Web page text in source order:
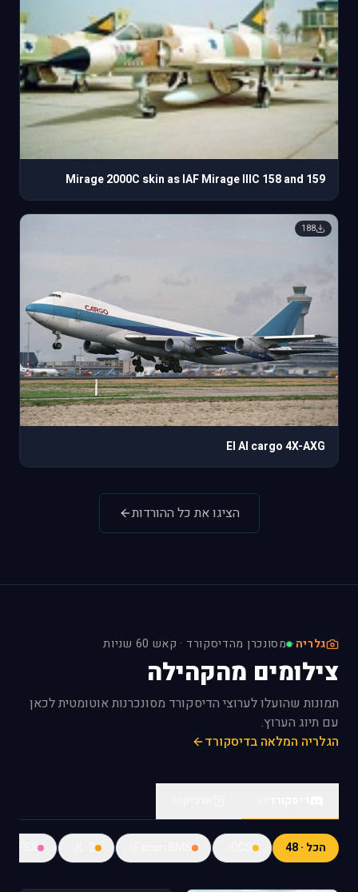
Mirage 2000C skin as IAF Mirage IIIC 158 and 159
188
El Al cargo 4X-AXG
הציגו את כל ההורדות
גלריה· מסונכרן מהדיסקורד · קאש 60 שניות
צילומים מהקהילה
תמונות שהועלו לערוצי הדיסקורד מסונכרנות אוטומטית לכאן
עם תיוג הערוץ.
הגלריה המלאה בדיסקורד
הכל · 48